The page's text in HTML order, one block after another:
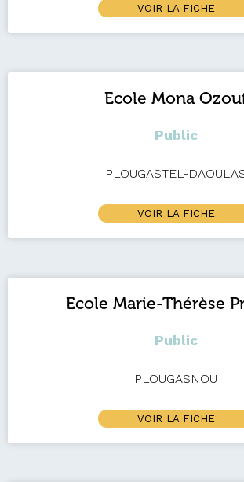
VOIR LA FICHE
Ecole Mona
Public
PLOUGASTEL-
VOIR LA FICHE
Ecole Marie-Thérèse
Public
PLOUGASNOU
VOIR LA FICHE